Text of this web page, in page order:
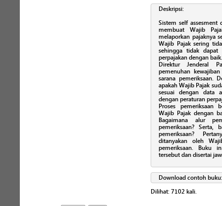
Deskripsi:
Sistem self assesment
membuat Wajib
melaporkan pajaknya
Wajib Pajak sering
sehingga tidak dapat
perpajakan dengan baik.
Direktur Jenderal
pemenuhan
sarana pemeriksaan.
apakah Wajib Pajak
sesuai dengan data
dengan peraturan
Proses pemeriksaan
Wajib Pajak dengan
Bagaimana alur
pemeriksaan? Serta,
pemeriksaan?
ditanyakan oleh
pemeriksaan. Buku
tersebut dan disertai
Download contoh
Dilihat: 7102 kali.